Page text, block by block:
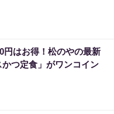
円はお得！松のやの最新
つ定食」がワンコイン